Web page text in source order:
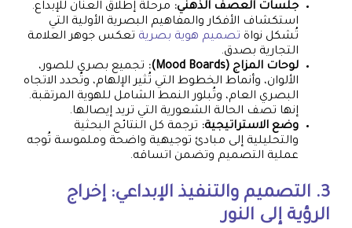
جلسات العصف الذهني: مرحلة إطلاق العنان للإبداع.
استكشاف الأفكار والمفاهيم البصرية الأولية التي
تُشكل نواة تصميم هوية بصرية تعكس جوهر العلامة
التجارية بصدق.
لوحات المزاج (Mood Boards):
تجميع بصري للصور،
الألوان، وأنماط الخطوط التي تُثير الإلهام، وتُحدد الاتجاه
البصري العام، وتُبلور النمط الشامل للهوية المرتقبة.
إنها تصف الحالة الشعورية التي تريد إيصالها.
وضع الاستراتيجية: ترجمة كل النتائج البحثية
والتحليلية إلى مبادئ توجيهية واضحة وملموسة تُوجه
عملية التصميم وتضمن اتساقه.
3. التصميم والتنفيذ الإبداعي: إخراج
الرؤية إلى النور